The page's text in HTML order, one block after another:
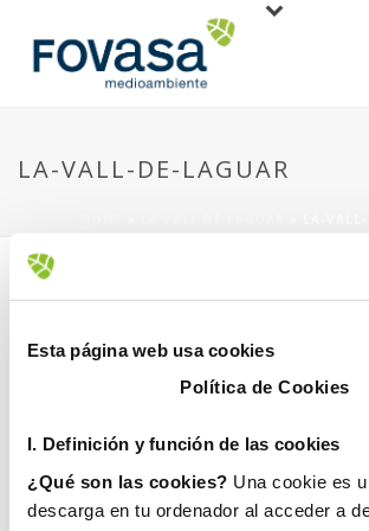
Esta página web usa cookies
Política de Cookies
I. Definición y función de las cookies
¿Qué son las cookies? Una cookie es
descarga en tu ordenador al acceder a
LA-VALL-DE-LAGUAR
1 julio, 2024